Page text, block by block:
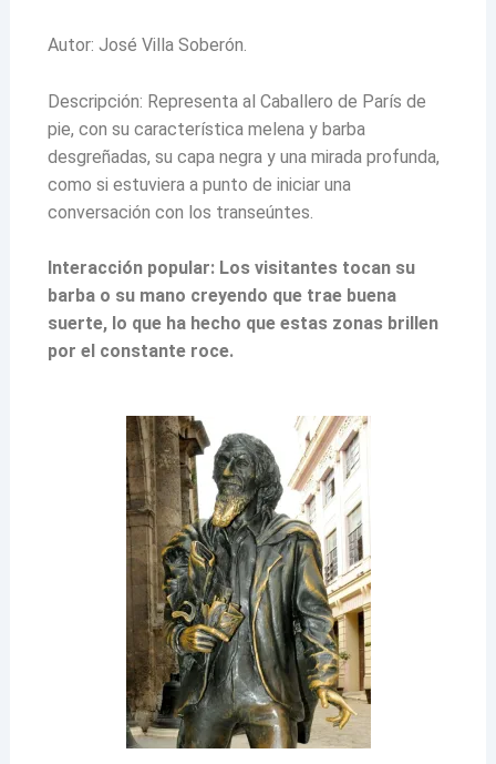
Autor: José Villa Soberón.
Descripción: Representa al Caballero de París de
pie, con su característica melena y barba
desgreñadas, su capa negra y una mirada profunda,
como si estuviera a punto de iniciar una
conversación con los transeúntes.
Interacción popular: Los visitantes tocan su
barba o su mano creyendo que trae buena
suerte, lo que ha hecho que estas zonas brillen
por el constante roce.